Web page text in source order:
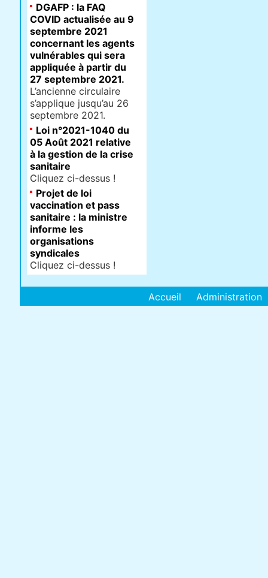
DGAFP : la FAQ
COVID actualisée au 9
septembre 2021
concernant les agents
vulnérables qui sera
appliquée à partir du
27 septembre 2021.
L’ancienne circulaire
s’applique jusqu’au 26
septembre 2021.
Loi n°2021-1040 du
05 Août 2021 relative
à la gestion de la crise
sanitaire
Cliquez ci-dessus !
Projet de loi
vaccination et pass
sanitaire : la ministre
informe les
organisations
syndicales
Cliquez ci-dessus !
Accueil Administration